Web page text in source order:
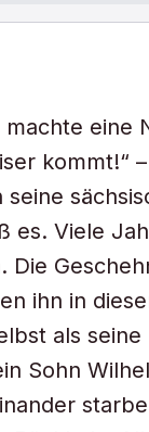
eine
kommt!“
seine
es. Viele
Die
ihn in
als
Sohn